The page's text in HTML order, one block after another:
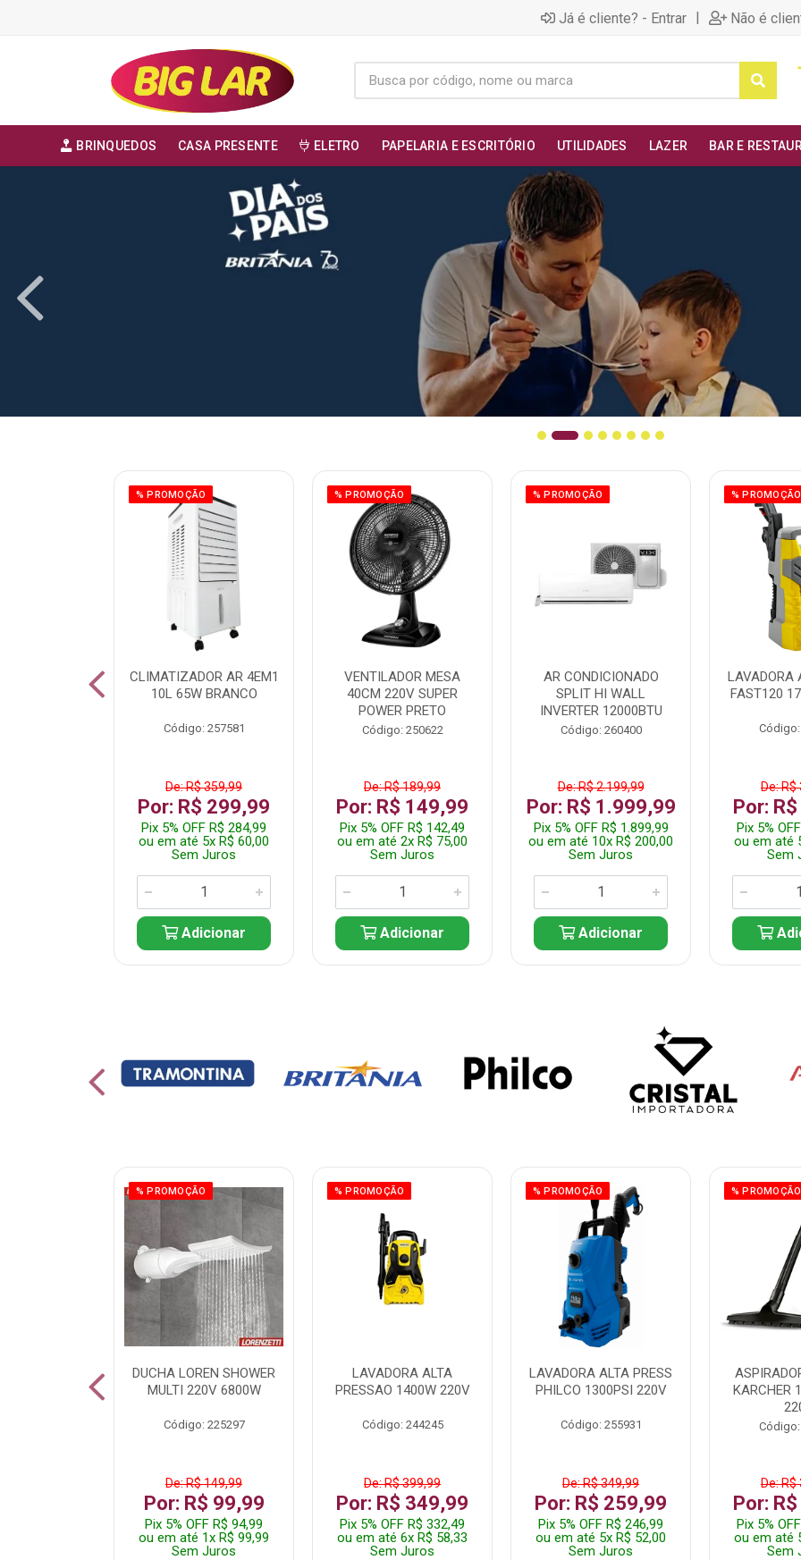
Já é cliente? - Entrar | Não é
BRINQUEDOS CASA PRESENTE ELETRO PAPELARIA E ESCRITÓRIO UTILIDADES LAZER BAR E
% PROMOÇÃO
CLIMATIZADOR AR 4EM1
10L 65W BRANCO
Código: 257581
De: R$ 359,99
Por: R$ 299,99
Pix 5% OFF R$ 284,99
ou em até 5x R$ 60,00
Sem Juros
Adicionar
% PROMOÇÃO
VENTILADOR MESA
40CM 220V SUPER
POWER PRETO
Código: 250622
De: R$ 189,99
Por: R$ 149,99
Pix 5% OFF R$ 142,49
ou em até 2x R$ 75,00
Sem Juros
Adicionar
% PROMOÇÃO
AR CONDICIONADO
SPLIT HI WALL
INVERTER 12000BTU
Código: 260400
De: R$ 2.199,99
Por: R$ 1.999,99
Pix 5% OFF R$ 1.899,99
ou em até 10x R$ 200,00
Sem Juros
Adicionar
% PROMOÇÃO
LAVADORA
FAST120
De: R$
Por:
Pix 5%
ou em até
Sem
% PROMOÇÃO
DUCHA LOREN SHOWER
MULTI 220V 6800W
Código: 225297
De: R$ 149,99
Por: R$ 99,99
Pix 5% OFF R$ 94,99
ou em até 1x R$ 99,99
Sem Juros
% PROMOÇÃO
LAVADORA ALTA
PRESSAO 1400W 220V
Código: 244245
De: R$ 399,99
Por: R$ 349,99
Pix 5% OFF R$ 332,49
ou em até 6x R$ 58,33
Sem Juros
% PROMOÇÃO
LAVADORA ALTA PRESS
PHILCO 1300PSI 220V
Código: 255931
De: R$ 349,99
Por: R$ 259,99
Pix 5% OFF R$ 246,99
ou em até 5x R$ 52,00
Sem Juros
% PROMOÇÃO
KARCHER
De: R$
Por:
Pix 5%
ou em até
Sem